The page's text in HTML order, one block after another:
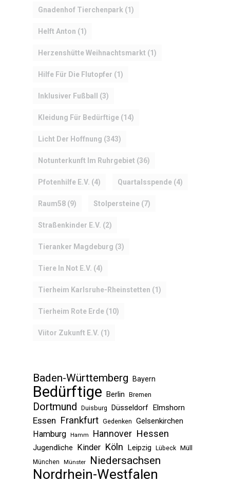
Gnadenhof Tierchenpark (1)
Helft Anton (1)
Herzenshütte Weihnachtsmarkt (1)
Hilfe Für Die Flutopfer (1)
Inklusiver Fußball (3)
Kleidung Für Bedürftige (14)
Licht Der Hoffnung (343)
Notunterkunft Im Ruhrgebiet (36)
Pfotenhilfe E.V. (4) Quartalsspende (4)
Raum58 (9) Stolpersteine (7)
Straßenkinder E.V. (2)
Tieranker Magdeburg (3)
Tiere In Not E.V. (4)
Tierheim Karlsruhe-Rheinstetten (1)
Tierheim Rote Erde (10)
Viitor Zukunft E.V. (1)
Baden-Württemberg Bayern
Bedürftige Berlin Bremen
Dortmund Duisburg Düsseldorf Elmshorn
Essen Frankfurt Gedenken Gelsenkirchen
Hamburg Hamm Hannover Hessen
Jugendliche Kinder Köln Leipzig Lübeck Müll
München Münster Niedersachsen
Nordrhein-Westfalen